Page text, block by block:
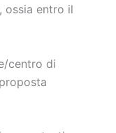
ossia entro il
centro di